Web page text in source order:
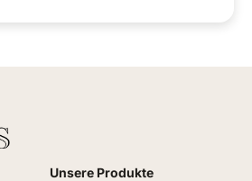
Unsere Produkte